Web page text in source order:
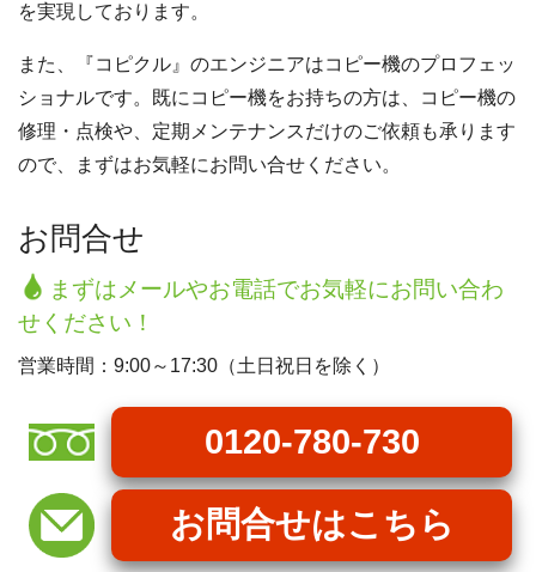
を実現しております。
また、『コピクル』のエンジニアはコピー機のプロフェッ
ショナルです。既にコピー機をお持ちの方は、コピー機の
修理・点検や、定期メンテナンスだけのご依頼も承ります
ので、まずはお気軽にお問い合せください。
お問合せ
まずはメールやお電話でお気軽にお問い合わ
せください！
営業時間：9:00～17:30（土日祝日を除く）
0120-780-730
お問合せはこちら